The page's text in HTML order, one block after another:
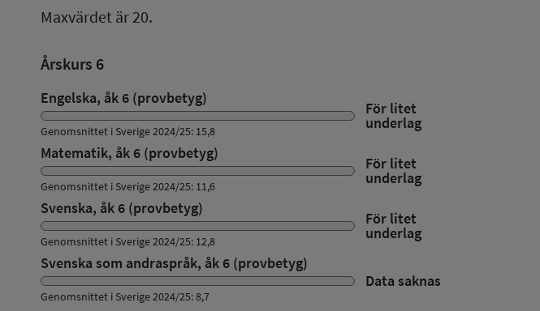
Maxvärdet är 20.
Årskurs 6
Engelska, åk 6 (provbetyg)
För litet
underlag
Genomsnittet i Sverige 2024/25: 15,8
Matematik, åk 6 (provbetyg)
För litet
underlag
Genomsnittet i Sverige 2024/25: 11,6
Svenska, åk 6 (provbetyg)
För litet
underlag
Genomsnittet i Sverige 2024/25: 12,8
Svenska som andraspråk, åk 6 (provbetyg)
Data saknas
Genomsnittet i Sverige 2024/25: 8,7